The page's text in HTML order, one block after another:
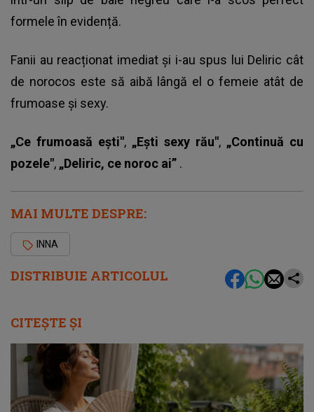
DISTRIBUIE ARTICOLUL
formele în evidență.
Fanii au reacționat imediat și i-au spus lui Deliric cât
de norocos este să aibă lângă el o femeie atât de
frumoase și sexy.
„Ce frumoasă ești", „Ești sexy rău", „Continuă cu
pozele", „Deliric, ce noroc ai” .
MAI MULTE DESPRE:
INNA
CITEȘTE ȘI